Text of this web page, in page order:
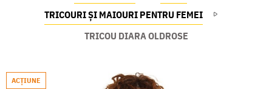
TRICOURI ȘI MAIOURI PENTRU FEMEI
TRICOU DIARA OLDROSE
ACŢIUNE